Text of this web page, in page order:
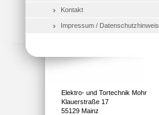
Kontakt
Impressum / Datenschutzhinweis
Elektro- und Tortechnik Mohr
Klauerstraße 17
55129 Mainz